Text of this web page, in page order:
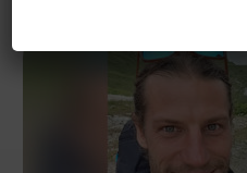
Po jamu si rádi sedneme
všechny dojmy a nové